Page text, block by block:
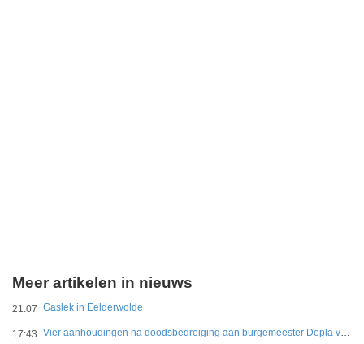
Meer artikelen in nieuws
21:07 Gaslek in Eelderwolde
17:43 Vier aanhoudingen na doodsbedreiging aan burgemeester Depla van Breda